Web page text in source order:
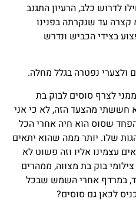
לדרוש כלב, הרעיון התגנב
עד שנקרתה בפנינו
בצידי הכביש ונדרש
לצרף סוסים לבוק בת
חששתי מהצעד הזה, לא כי אני
שסוס הוא חיה אחרי הכל
שלו. יותר ממה שהוא יתאים
עצמינו אליו וזה פשוט לא
בוק בת מצווה, ממהרים
במרדף אחרי השמש שבכל
לכאן גם סוסים?